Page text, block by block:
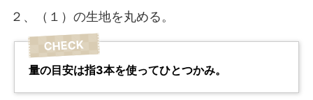
２、（１）の生地を丸める。
量の目安は指3本を使ってひとつかみ。